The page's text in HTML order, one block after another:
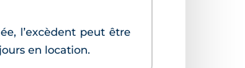
l’excèdent peut être
en location.